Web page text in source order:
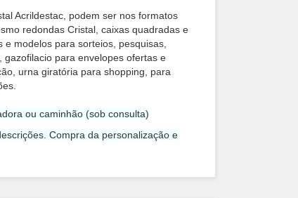
Acrildestac, podem ser nos formatos
redondas Cristal, caixas quadradas e
modelos para sorteios, pesquisas,
para envelopes ofertas e
urna giratória para shopping, para
ou caminhão (sob consulta)
Compra da personalização e